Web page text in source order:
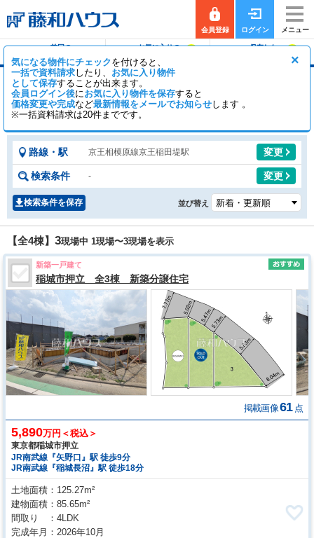
会員登録 ログイン メニュー
前回の
お気に入りの
保存した
×
気になる物件にチェックを付けると、
一括で資料請求したり、 お気に入り物件
として保存することが出来ます。
会員ログイン後にお気に入り物件を保存すると
価格変更や完成など最新情報をメールでお知らせします 。
※一括資料請求は20件までです。
京王稲田堤駅の新築一戸建て（分譲住宅・一軒
家・建売）
【全4棟】 一般公開4 棟 会員公開
路線・駅 京王相模原線京王稲田堤駅 変更
検索条件 - 変更
検索条件を保存 並び替え
【全4棟】 3現場中 1現場〜3現場を表示
新築一戸建て
稲城市押立 全3棟 新築分譲住宅
掲載画像61 点
5,890万円＜税込＞
東京都稲城市押立
JR南武線『矢野口』駅 徒歩9分
JR南武線『稲城長沼』駅 徒歩18分
土地面積
125.27m²
建物面積
85.65m²
間取り
4LDK
完成年月
2026年10月